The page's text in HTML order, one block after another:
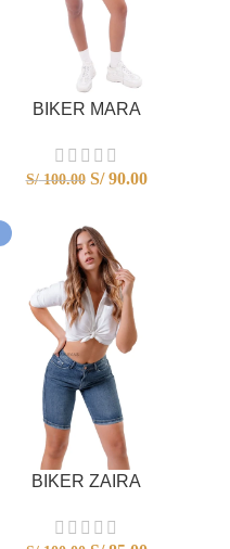
BIKER MARA
S/100.00 S/90.00
BIKER ZAIRA